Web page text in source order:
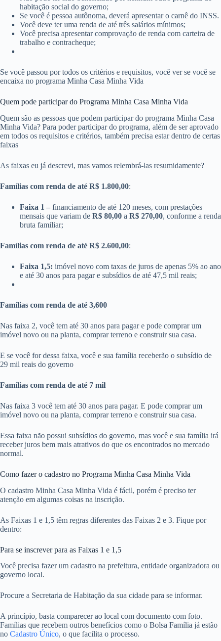
habitação social do governo;
Se você é pessoa autônoma, deverá apresentar o carnê do INSS.
Você deve ter uma renda de até três salários mínimos;
Você precisa apresentar comprovação de renda com carteira de
trabalho e contracheque;
Se você passou por todos os critérios e requisitos, você ver se você se
encaixa no programa Minha Casa Minha Vida
Quem pode participar do Programa Minha Casa Minha Vida
Quem são as pessoas que podem participar do programa Minha Casa
Minha Vida? Para poder participar do programa, além de ser aprovado
em todos os requisitos e critérios, também precisa estar dentro de certas
faixas
As faixas eu já descrevi, mas vamos relembrá-las resumidamente?
Famílias com renda de até R$ 1.800,00:
Faixa 1 – financiamento de até 120 meses, com prestações
mensais que variam de R$ 80,00 a R$ 270,00, conforme a renda
bruta familiar;
Famílias com renda de até R$ 2.600,00:
Faixa 1,5: imóvel novo com taxas de juros de apenas 5% ao ano
e até 30 anos para pagar e subsídios de até 47,5 mil reais;
Famílias com renda de até 3,600
Nas faixa 2, você tem até 30 anos para pagar e pode comprar um
imóvel novo ou na planta, comprar terreno e construir sua casa.
E se você for dessa faixa, você e sua família receberão o subsídio de
29 mil reais do governo
Famílias com renda de até 7 mil
Nas faixa 3 você tem até 30 anos para pagar. E pode comprar um
imóvel novo ou na planta, comprar terreno e construir sua casa.
Essa faixa não possui subsídios do governo, mas você e sua família irá
receber juros bem mais atrativos do que os encontrados no mercado
normal.
Como fazer o cadastro no Programa Minha Casa Minha Vida
O cadastro Minha Casa Minha Vida é fácil, porém é preciso ter
atenção em algumas coisas na inscrição.
As Faixas 1 e 1,5 têm regras diferentes das Faixas 2 e 3. Fique por
dentro:
Para se inscrever para as Faixas 1 e 1,5
Você precisa fazer um cadastro na prefeitura, entidade organizadora ou
governo local.
Procure a Secretaria de Habitação da sua cidade para se informar.
A princípio, basta comparecer ao local com documento com foto.
Famílias que recebem outros benefícios como o Bolsa Família já estão
no Cadastro Único, o que facilita o processo.